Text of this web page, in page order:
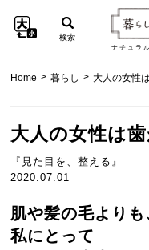
ナチュラ
検索
Home > 暮らし > 大人の女性
大人の女性は
『見た目を、整える』
2020.07.01
肌や髪の毛よりも
私にとって